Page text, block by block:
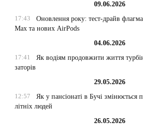
09.06.2026
17:43
Оновлення року: тест-драйв
Max та нових AirPods
04.06.2026
17:41
Як водіям продовжити життя
заторів
29.05.2026
12:57
Як у пансіонаті в Бучі змінюється
літніх людей
26.05.2026